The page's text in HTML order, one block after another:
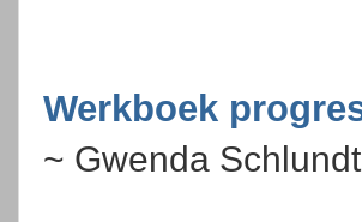
Werkboek
~ Gwenda